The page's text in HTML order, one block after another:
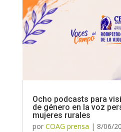
Ocho podcasts para
de género en la voz
mujeres rurales
por COAG prensa | 8/06/